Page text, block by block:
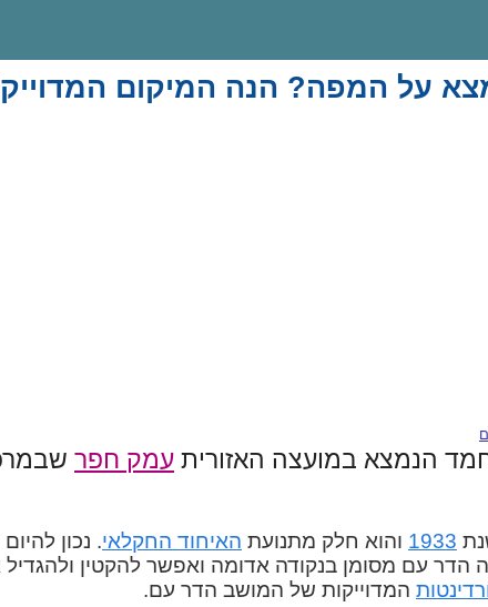
על המפה? הנה המיקום
הנמצא במועצה האזורית עמק חפר
1933 והוא חלק מתנועת האיחוד החקלאי. נכון
הדר עם מסומן בנקודה אדומה ואפשר להקטין
המדוייקות של המושב הדר עם.